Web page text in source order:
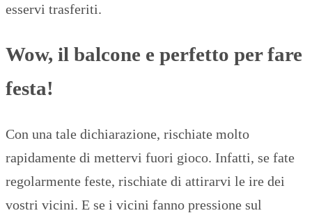
esservi trasferiti.
Wow, il balcone e perfetto per fare
festa!
Con una tale dichiarazione, rischiate molto
rapidamente di mettervi fuori gioco. Infatti, se fate
regolarmente feste, rischiate di attirarvi le ire dei
vostri vicini. E se i vicini fanno pressione sul